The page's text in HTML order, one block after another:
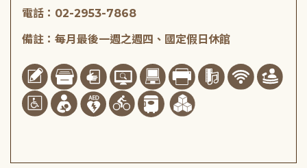
電話：02-2953-7868
備註：每月最後一週之週四、國定假日休館